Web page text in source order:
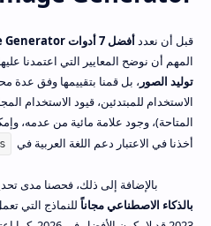
قبل أن نعددأفضل 7 أدوات AI Image Generator مجانية
المهم أن نوضح المعايير التي اعتمدنا
توليد الصور ، بل قمنا بتقييمها وفق عدة
الاستخدام للمبتدئين، قيود الاستخدام
المتاحة)، وجود علامة مائية من عدمه،
أخذنا في الاعتبار دعم اللغة العربية في
بالإضافة إلى ذلك، فحصنا مدى
بالذكاء الاصطناعي مجاناً للنماذج التي